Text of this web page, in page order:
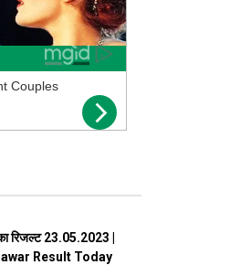
रिजल्ट 23.05.2023 |
Result Today